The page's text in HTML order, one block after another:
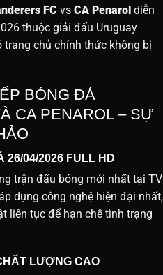
FC vs CA Penarol diễn
thuộc giải đấu Uruguay
trang chủ chính thức không bị
BÓNG ĐÁ
CA PENAROL – SỰ
26/04/2026 FULL HD
trận đấu bóng mới nhất tại TV
dụng công nghệ hiện đại nhất,
liên tục để hạn chế tình trạng
LƯỢNG CAO